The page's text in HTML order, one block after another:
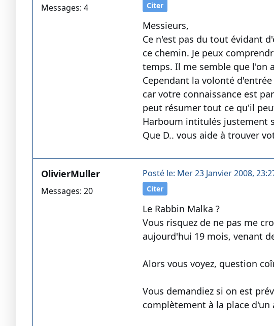
Messages: 4 Citer
Messieurs,
Ce n'est pas du tout évidant
ce chemin. Je peux
temps. Il me semble que l'on
Cependant la volonté
car votre connaissance est
peut résumer tout ce qu'il
Harboum intitulés justement
Que D.. vous aide à trouver
OlivierMuller
Messages: 20
Posté le: Mer 23 Janvier 2008,
Citer
Le Rabbin Malka ?
Vous risquez de ne pas me
aujourd'hui 19 mois, venant
Alors vous voyez, question
Vous demandiez si on est
complètement à la place